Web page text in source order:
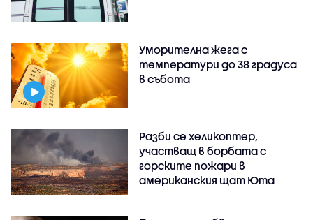
Уморителна жега с
температури до 38 градуса
в събота
Разби се хеликоптер,
участващ в борбата с
горските пожари в
американския щат Юта